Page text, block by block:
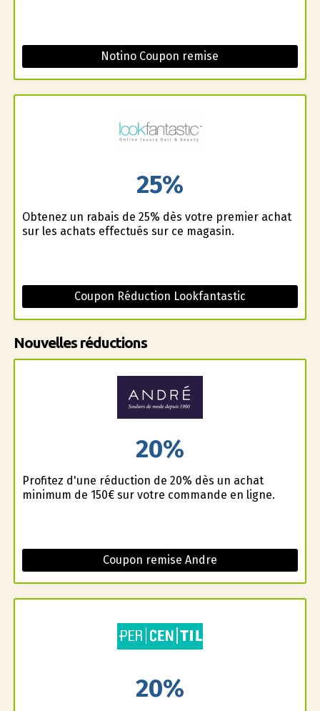
Notino Coupon remise
25%
Obtenez un rabais de 25% dès votre premier achat
sur les achats effectués sur ce magasin.
Coupon Réduction Lookfantastic
Nouvelles réductions
20%
Profitez d'une réduction de 20% dès un achat
minimum de 150€ sur votre commande en ligne.
Coupon remise Andre
20%